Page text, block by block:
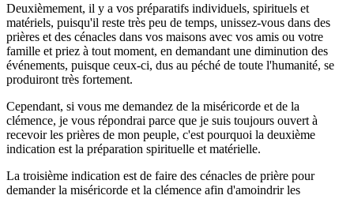
Deuxièmement, il y a vos préparatifs individuels, spirituels et
matériels, puisqu'il reste très peu de temps, unissez-vous dans des
prières et des cénacles dans vos maisons avec vos amis ou votre
famille et priez à tout moment, en demandant une diminution des
événements, puisque ceux-ci, dus au péché de toute l'humanité, se
produiront très fortement.
Cependant, si vous me demandez de la miséricorde et de la
clémence, je vous répondrai parce que je suis toujours ouvert à
recevoir les prières de mon peuple, c'est pourquoi la deuxième
indication est la préparation spirituelle et matérielle.
La troisième indication est de faire des cénacles de prière pour
demander la miséricorde et la clémence afin d'amoindrir les